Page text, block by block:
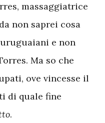
massaggiatrice
non saprei cosa
e non
Ma so che
ove vincesse il
di quale fine
.